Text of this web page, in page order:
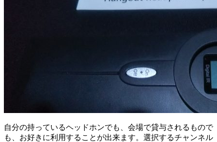
自分の持っているヘッドホンでも、会場で貸与されるもので
も、お好きに利用することが出来ます。選択するチャンネル